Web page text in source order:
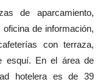
de aparcamiento,
de información,
con terraza,
esquí. En el área de
hotelera es de 39